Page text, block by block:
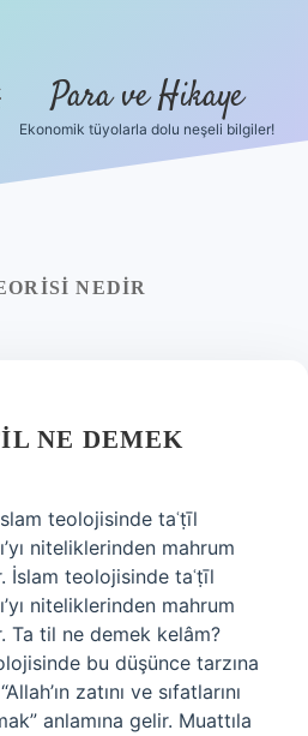
Para ve Hikaye
Ekonomik tüyolarla dolu neşeli bilgiler!
NEDIR
NE DEMEK
teolojisinde taʿṭīl
İslam teolojisinde taʿṭīl
Ta til ne demek kelâm?
bu düşünce tarzına
zatını ve sıfatlarını
anlamına gelir. Muattıla